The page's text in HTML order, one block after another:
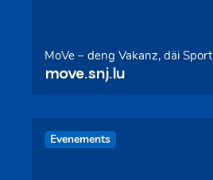
MoVe – deng Vakanz, däi Sport
move.snj.lu
Evenements